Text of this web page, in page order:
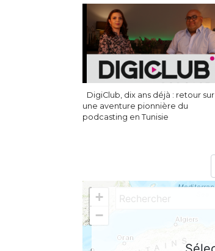
DigiClub, dix ans déjà : retour sur
une aventure pionnière du
podcasting en Tunisie